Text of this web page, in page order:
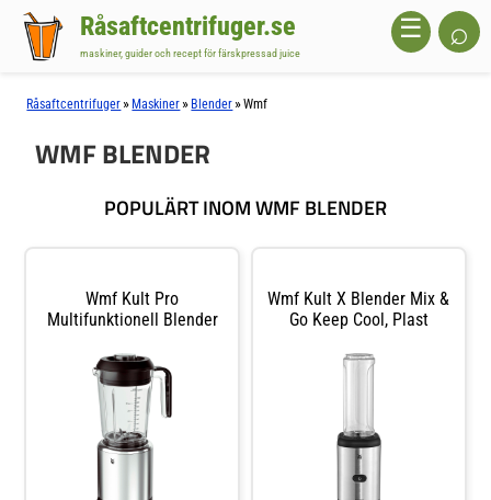
Råsaftcentrifuger.se
maskiner, guider och recept för färskpressad juice
☰ ⌕
Råsaftcentrifuger » Maskiner » Blender »Wmf
WMF BLENDER
POPULÄRT INOM WMF BLENDER
Wmf Kult Pro
Multifunktionell Blender
Wmf Kult X Blender Mix &
Go Keep Cool, Plast